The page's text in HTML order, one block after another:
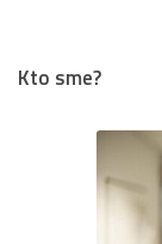
Kto sme?